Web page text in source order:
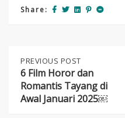
Share:
Post
navigation
PREVIOUS
POST:
6
FILM
HOROR
PREVIOUS POST
6 Film Horor dan
Romantis Tayang di
Awal Januari 2025￼